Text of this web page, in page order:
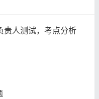
责人测试，考点分析